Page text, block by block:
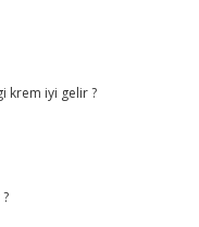
krem iyi gelir ?